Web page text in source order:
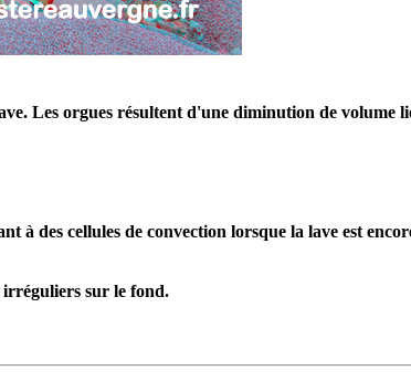
Les orgues résultent d'une diminution de volume
à des cellules de convection lorsque la lave est
irréguliers sur le fond.